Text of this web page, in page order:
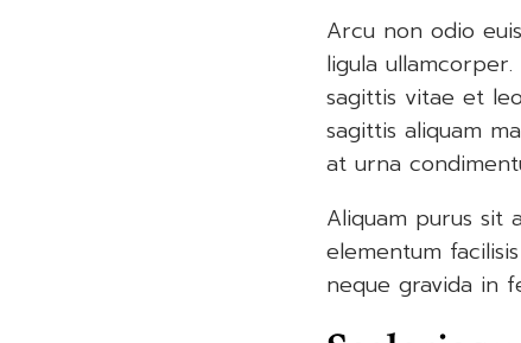
Arcu non odio
ligula
sagittis vitae et
sagittis aliquam
at urna
Aliquam purus sit
elementum
neque gravida in